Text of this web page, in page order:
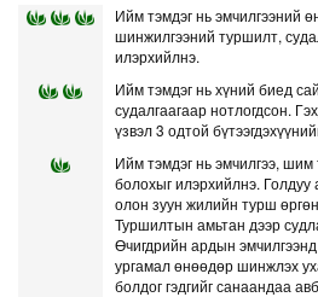
Ийм тэмдэг нь эмчилгээний
шинжилгээний туршилт,
илэрхийлнэ.
Ийм тэмдэг нь хүний биед
судалгаагаар нотлогдсон.
үзвэл 3 одтой
Ийм тэмдэг нь эмчилгээ, шим
болохыг илэрхийлнэ.
олон зуун жилийн турш өргөн
Туршилтын амьтан дээр
Өчигдрийн ардын
ургамал өнөөдөр шинжлэх
болдог гэдгийг санаандаа